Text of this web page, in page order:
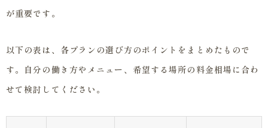
が重要です。
以下の表は、各プランの選び方のポイントをまとめたもので
す。自分の働き方やメニュー、希望する場所の料金相場に合わ
せて検討してください。